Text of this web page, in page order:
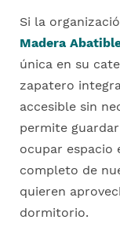
Si la
Madera
única en su
zapatero
accesible sin
permite
ocupar espacio
completo de
quieren
dormitorio.